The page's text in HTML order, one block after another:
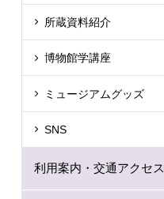
所蔵資料紹介
博物館学講座
ミュージアムグッズ
SNS
利用案内・交通アクセス